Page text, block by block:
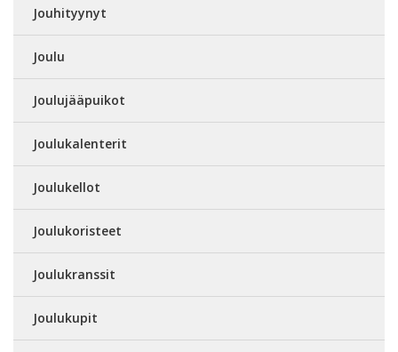
Jouhityynyt
Joulu
Joulujääpuikot
Joulukalenterit
Joulukellot
Joulukoristeet
Joulukranssit
Joulukupit